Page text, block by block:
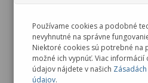
Používame cookies a podobné
nevyhnutné na správne
Niektoré cookies sú potrebné na
možné ich vypnúť. Viac
údajov nájdete v našich
údajov.
Ochrana osobných údajov